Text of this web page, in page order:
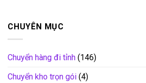
CHUYÊN MỤC
Chuyển hàng đi tỉnh (146)
Chuyển kho trọn gói (4)